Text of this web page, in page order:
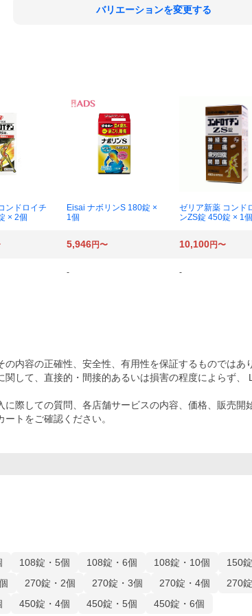
バリエーションを変更する
ンドロイチ
× 2個
Eisai ナボリンS 180錠 ×
1個
ゼリア新薬 コンド
ンZS錠 450錠 × 1個
5,946円〜 10,100円〜
- -
内容の正確性、安全性、有用性を保証するものではあ
して、直接的・間接的あるいは損害の程度によらず
際しての質問、各店舗サービスの内容、価格、販売開
トをご確認ください。
108錠・5個 108錠・6個 108錠・10個 150
270錠・2個 270錠・3個 270錠・4個 270
450錠・4個 450錠・5個 450錠・6個